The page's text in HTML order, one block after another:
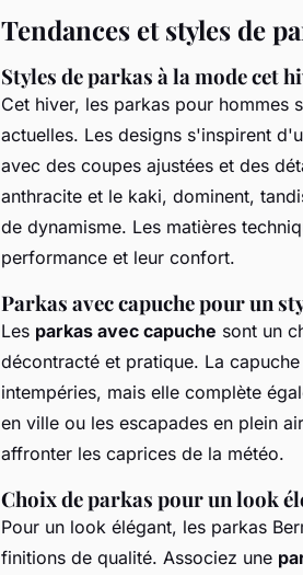
Tendances et styles de
Styles de parkas à la mode cet
Cet hiver, les parkas pour hommes
actuelles. Les designs s'inspirent
avec des coupes ajustées et des
anthracite et le kaki, dominent,
de dynamisme. Les matières
performance et leur confort.
Parkas avec capuche pour un
Les parkas avec capuche sont un
décontracté et pratique. La
intempéries, mais elle complète
en ville ou les escapades en plein
affronter les caprices de la météo.
Choix de parkas pour un look
Pour un look élégant, les parkas
finitions de qualité. Associez une